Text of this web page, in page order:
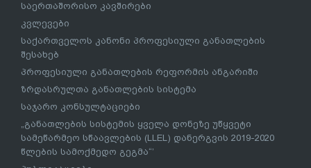
საერთაშორისო კავშირები
კვლევები
საქართველოს კანონი პროფესიული განათლების
შესახებ
პროფესიული განათლების რეფორმის ანგარიში
ზრდასრულთა განათლების სისტემა
საჯარო კონსულტაციები
„განათლების სისტემის ყველა დონეზე უწყვეტი
სამეწარმეო სწაავლების (LLEL) დანერგვის 2019-2020
წლების სამოქმედო გეგმა“’